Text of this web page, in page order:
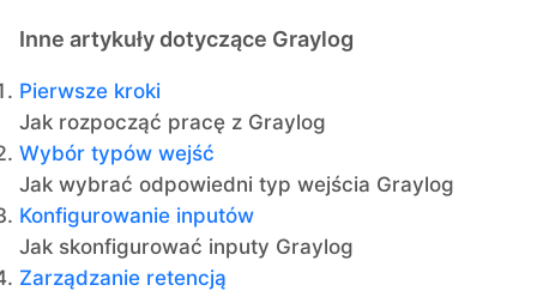
Inne artykuły dotyczące Graylog
Pierwsze kroki
Jak rozpocząć pracę z Graylog
Wybór typów wejść
Jak wybrać odpowiedni typ wejścia Graylog
Konfigurowanie inputów
Jak skonfigurować inputy Graylog
Zarządzanie retencją